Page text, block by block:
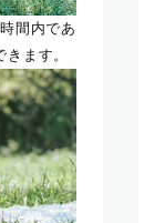
間内であ
ます。